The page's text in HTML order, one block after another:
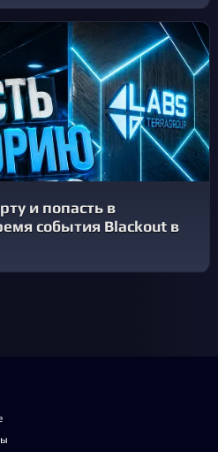
и попасть в
события Blackout в